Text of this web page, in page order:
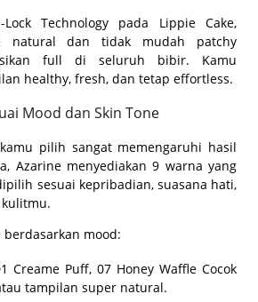
Technology pada Lippie Cake,
natural dan tidak mudah patchy
full di seluruh bibir. Kamu
healthy, fresh, dan tetap effortless.
Mood dan Skin Tone
pilih sangat memengaruhi hasil
Azarine menyediakan 9 warna yang
sesuai kepribadian, suasana hati,
berdasarkan mood:
Puff, 07 Honey Waffle Cocok
tampilan super natural.